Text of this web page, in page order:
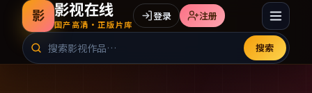
影 影视在线
国产高清·正版片库
搜索
登录 注册